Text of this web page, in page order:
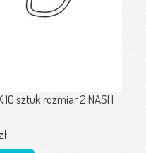
10 sztuk rozmiar 2 NASH